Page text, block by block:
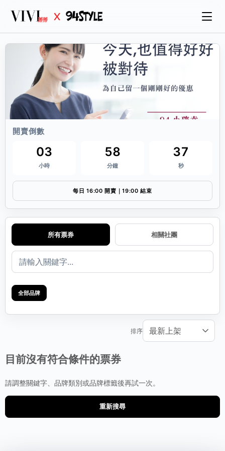
開賣倒數
03
小時
58
分鐘
37
秒
每日 16:00 開賣｜19:00 結束
所有票券 相關社團
全部品牌
排序
目前沒有符合條件的票券
請調整關鍵字、品牌類別或品牌標籤後再試一次。
重新搜尋